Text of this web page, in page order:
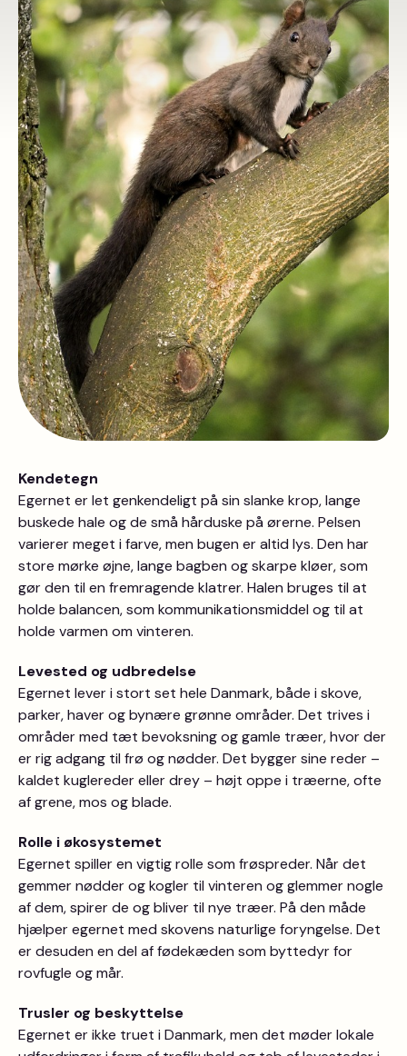
Kendetegn
Egernet er let genkendeligt på sin slanke krop, lange
buskede hale og de små hårduske på ørerne. Pelsen
varierer meget i farve, men bugen er altid lys. Den har
store mørke øjne, lange bagben og skarpe kløer, som
gør den til en fremragende klatrer. Halen bruges til at
holde balancen, som kommunikationsmiddel og til at
holde varmen om vinteren.
Levested og udbredelse
Egernet lever i stort set hele Danmark, både i skove,
parker, haver og bynære grønne områder. Det trives i
områder med tæt bevoksning og gamle træer, hvor der
er rig adgang til frø og nødder. Det bygger sine reder –
kaldet kuglereder eller drey – højt oppe i træerne, ofte
af grene, mos og blade.
Rolle i økosystemet
Egernet spiller en vigtig rolle som frøspreder. Når det
gemmer nødder og kogler til vinteren og glemmer nogle
af dem, spirer de og bliver til nye træer. På den måde
hjælper egernet med skovens naturlige foryngelse. Det
er desuden en del af fødekæden som byttedyr for
rovfugle og mår.
Trusler og beskyttelse
Egernet er ikke truet i Danmark, men det møder lokale